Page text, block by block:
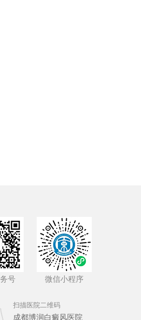
号 微信小程序
扫描医院二维码
成都博润白癜风医院